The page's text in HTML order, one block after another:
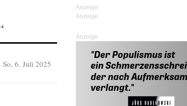
So, 6. Juli 2025
Anzeige